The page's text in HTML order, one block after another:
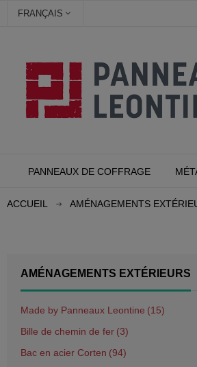
FRANÇAIS
PANNEAUX DE COFFRAGE
ACCUEIL AMÉNAGEMENTS
AMÉNAGEMENTS EXTÉRIEURS
Made by Panneaux Leontine
15
Bille de chemin de fer 3
Bac en acier Corten 94